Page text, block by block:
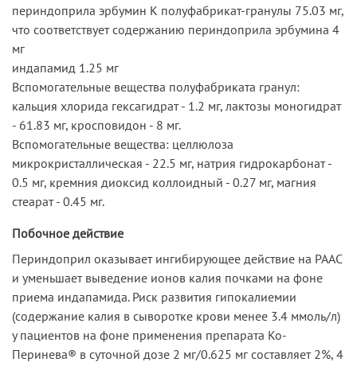
периндоприла эрбумин К полуфабрикат-гранулы 75.03 мг,
что соответствует содержанию периндоприла эрбумина 4
мг
индапамид 1.25 мг
Вспомогательные вещества полуфабриката гранул:
кальция хлорида гексагидрат - 1.2 мг, лактозы моногидрат
- 61.83 мг, кросповидон - 8 мг.
Вспомогательные вещества: целлюлоза
микрокристаллическая - 22.5 мг, натрия гидрокарбонат -
0.5 мг, кремния диоксид коллоидный - 0.27 мг, магния
стеарат - 0.45 мг.
Побочное действие
Периндоприл оказывает ингибирующее действие на РААС
и уменьшает выведение ионов калия почками на фоне
приема индапамида. Риск развития гипокалиемии
(содержание калия в сыворотке крови менее 3.4 ммоль/л)
у пациентов на фоне применения препарата Ко-
Перинева® в суточной дозе 2 мг/0.625 мг составляет 2%, 4